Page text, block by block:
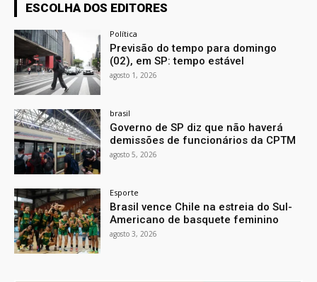
ESCOLHA DOS EDITORES
Política
Previsão do tempo para domingo
(02), em SP: tempo estável
agosto 1, 2026
brasil
Governo de SP diz que não haverá
demissões de funcionários da CPTM
agosto 5, 2026
Esporte
Brasil vence Chile na estreia do Sul-
Americano de basquete feminino
agosto 3, 2026